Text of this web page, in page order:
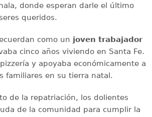
donde esperan darle el último
queridos.
como un joven trabajador
cinco años viviendo en Santa Fe.
y apoyaba económicamente a
familiares en su tierra natal.
de la repatriación, los dolientes
de la comunidad para cumplir la